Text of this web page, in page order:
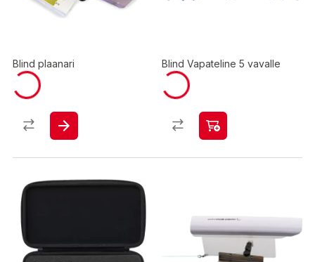
Blind plaanari Blind Vapateline 5 vavalle